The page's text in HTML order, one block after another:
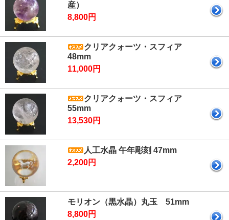
産）
8,800円
クリアクォーツ・スフィア
48mm
11,000円
クリアクォーツ・スフィア
55mm
13,530円
人工水晶 午年彫刻 47mm
2,200円
モリオン（黒水晶）丸玉 51mm
8,800円